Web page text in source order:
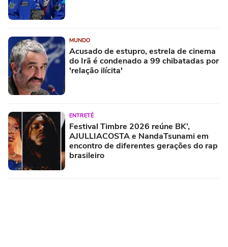
MUNDO
Acusado de estupro, estrela de cinema
do Irã é condenado a 99 chibatadas por
'relação ilícita'
ENTRETÊ
Festival Timbre 2026 reúne BK’,
AJULLIACOSTA e NandaTsunami em
encontro de diferentes gerações do rap
brasileiro